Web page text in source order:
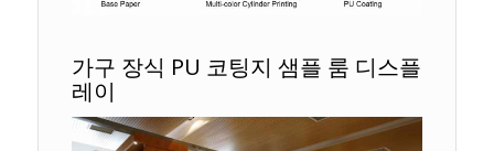
가구 장식 PU 코팅지 샘플 룸 디스플
레이